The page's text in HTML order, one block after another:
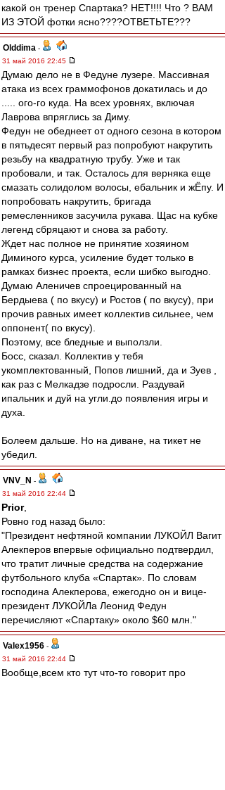
какой он тренер Спартака? НЕТ!!!! Что ? ВАМ
ИЗ ЭТОЙ фотки ясно????ОТВЕТЬТЕ???
Olddima -
31 май 2016 22:45
Думаю дело не в Федуне лузере. Массивная
атака из всех граммофонов докатилась и до
..... ого-го куда. На всех уровнях, включая
Лаврова впряглись за Диму.
Федун не обеднеет от одного сезона в котором
в пятьдесят первый раз попробуют накрутить
резьбу на квадратную трубу. Уже и так
пробовали, и так. Осталось для верняка еще
смазать солидолом волосы, ебальник и жЁпу. И
попробовать накрутить, бригада
ремесленников засучила рукава. Щас на кубке
легенд сбряцают и снова за работу.
Ждет нас полное не принятие хозяином
Диминого курса, усиление будет только в
рамках бизнес проекта, если шибко выгодно.
Думаю Аленичев спроецированный на
Бердыева ( по вкусу) и Ростов ( по вкусу), при
прочив равных имеет коллектив сильнее, чем
оппонент( по вкусу).
Поэтому, все бледные и выползли.
Босс, сказал. Коллектив у тебя
укомплектованный, Попов лишний, да и Зуев ,
как раз с Мелкадзе подросли. Раздувай
ипальник и дуй на угли.до появления игры и
духа.
Болеем дальше. Но на диване, на тикет не
убедил.
VNV_N -
31 май 2016 22:44
Prior,
Ровно год назад было:
"Президент нефтяной компании ЛУКОЙЛ Вагит
Алекперов впервые официально подтвердил,
что тратит личные средства на содержание
футбольного клуба «Спартак». По словам
господина Алекперова, ежегодно он и вице-
президент ЛУКОЙЛа Леонид Федун
перечисляют «Спартаку» около $60 млн."
Valex1956 -
31 май 2016 22:44
Вообще,всем кто тут что-то говорит про